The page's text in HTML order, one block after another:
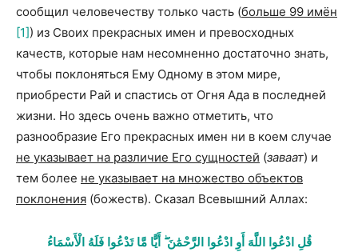
сообщил человечеству только часть (больше 99 имён
[1]) из Своих прекрасных имен и превосходных
качеств, которые нам несомненно достаточно знать,
чтобы поклоняться Ему Одному в этом мире,
приобрести Рай и спастись от Огня Ада в последней
жизни. Но здесь очень важно отметить, что
разнообразие Его прекрасных имен ни в коем случае
не указывает на различие Его сущностей (заваат) и
тем более не указывает на множество объектов
поклонения (божеств). Сказал Всевышний Аллах:
قُلِ ادْعُوا اللَّهَ أَوِ ادْعُوا الرَّحْمَٰنَ ۖ أَيًّا مَّا تَدْعُوا فَلَهُ الْأَسْمَاءُ